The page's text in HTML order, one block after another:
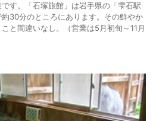
す。「石塚旅館」は岩手県の「雫石駅
約30分のところにあります。その鮮やか
と間違いなし。（営業は5月初旬～11月